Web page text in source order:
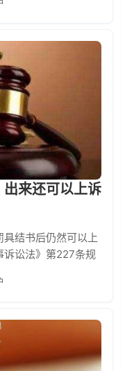
员和其他直接责任
成"数额巨大"）、
损失"）、涉及人数
来还可以上诉
结书后仍然可以上
诉讼法》第227条规
后无正当理由反
显示，认罪认罚案
的占比达68%。
人误以为"...